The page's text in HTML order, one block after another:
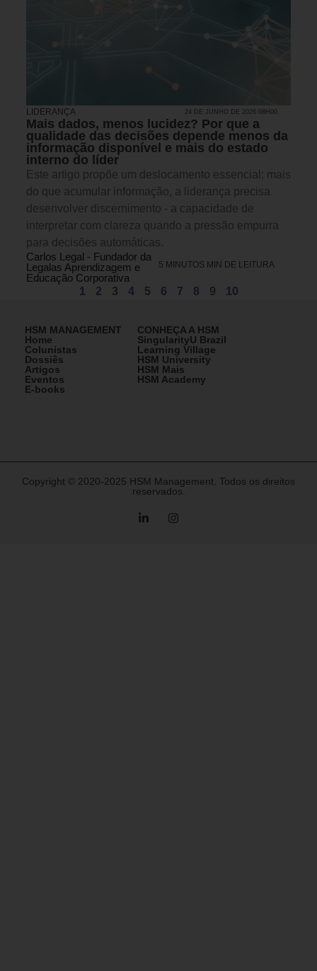
LIDERANÇA 24 DE JUNHO DE 2026 08H00
Mais dados, menos lucidez? Por que a
qualidade das decisões depende menos da
informação disponível e mais do estado
interno do líder
Este artigo propõe um deslocamento essencial: mais
do que acumular informação, a liderança precisa
desenvolver discernimento - a capacidade de
interpretar com clareza quando a pressão empurra
para decisões automáticas.
Carlos Legal - Fundador da
Legalas Aprendizagem e
Educação Corporativa
5 MINUTOS MIN DE LEITURA
1 2 3 4 5 6 7 8 9 10
HSM MANAGEMENT
Home
Colunistas
Dossiês
Artigos
Eventos
E-books
CONHEÇA A HSM
SingularityU Brazil
Learning Village
HSM University
HSM Mais
HSM Academy
Copyright © 2020-2025 HSM Management. Todos os direitos
reservados.